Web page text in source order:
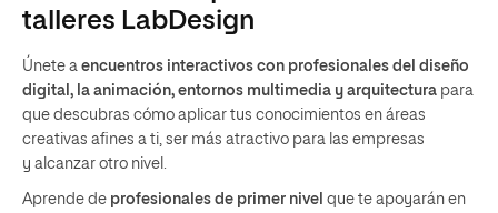
talleres LabDesign
Únete a encuentros interactivos con profesionales del diseño
digital, la animación, entornos multimedia y arquitectura para
que descubras cómo aplicar tus conocimientos en áreas
creativas afines a ti, ser más atractivo para las empresas
y alcanzar otro nivel.
Aprende de profesionales de primer nivel que te apoyarán en